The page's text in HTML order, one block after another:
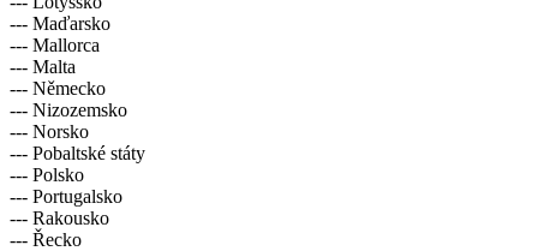
--- Maďarsko
--- Mallorca
--- Malta
--- Německo
--- Nizozemsko
--- Norsko
--- Pobaltské státy
--- Polsko
--- Portugalsko
--- Rakousko
--- Řecko